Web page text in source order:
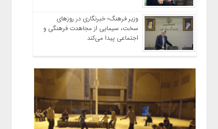
وزیر فرهنگ؛ خبرنگاری در روزهای
سخت، سیمایی از مجاهدت فرهنگی و
اجتماعی پیدا می‌کند